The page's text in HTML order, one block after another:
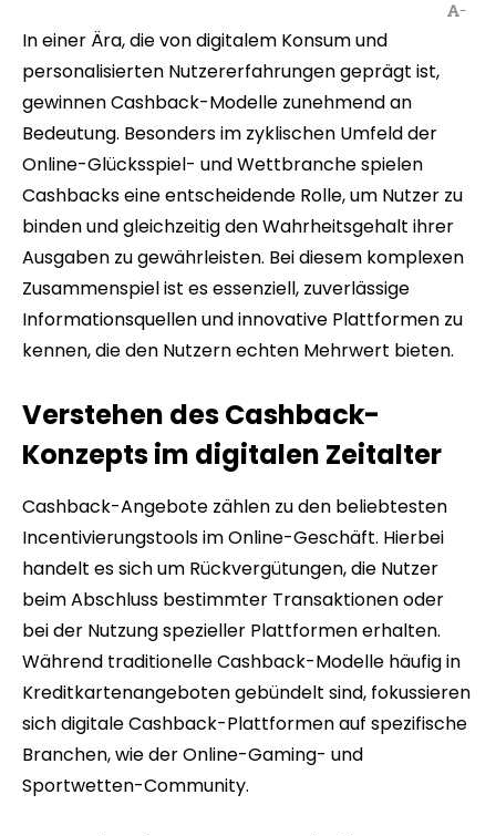
-
In einer Ära, die von digitalem Konsum und
personalisierten Nutzererfahrungen geprägt ist,
gewinnen Cashback-Modelle zunehmend an
Bedeutung. Besonders im zyklischen Umfeld der
Online-Glücksspiel- und Wettbranche spielen
Cashbacks eine entscheidende Rolle, um Nutzer zu
binden und gleichzeitig den Wahrheitsgehalt ihrer
Ausgaben zu gewährleisten. Bei diesem komplexen
Zusammenspiel ist es essenziell, zuverlässige
Informationsquellen und innovative Plattformen zu
kennen, die den Nutzern echten Mehrwert bieten.
Verstehen des Cashback-
Konzepts im digitalen Zeitalter
Cashback-Angebote zählen zu den beliebtesten
Incentivierungstools im Online-Geschäft. Hierbei
handelt es sich um Rückvergütungen, die Nutzer
beim Abschluss bestimmter Transaktionen oder
bei der Nutzung spezieller Plattformen erhalten.
Während traditionelle Cashback-Modelle häufig in
Kreditkartenangeboten gebündelt sind, fokussieren
sich digitale Cashback-Plattformen auf spezifische
Branchen, wie der Online-Gaming- und
Sportwetten-Community.